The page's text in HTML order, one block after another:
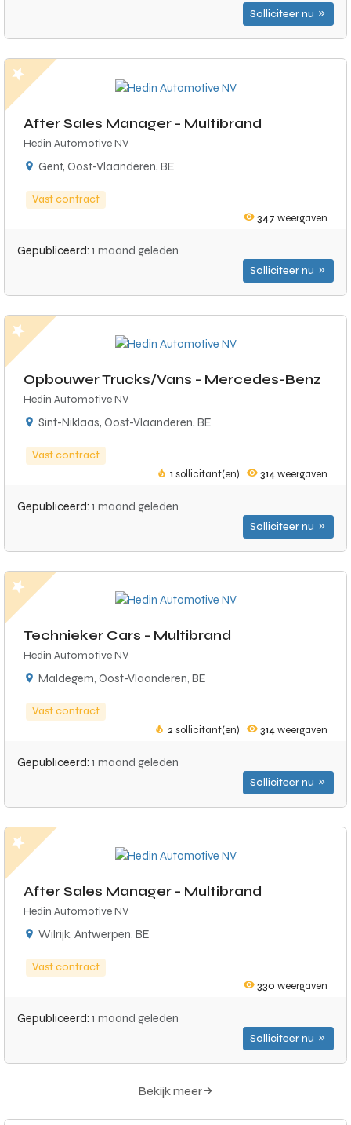
Solliciteer nu
After Sales Manager - Multibrand
Hedin Automotive NV
Gent, Oost-Vlaanderen, BE
Vast contract
347 weergaven
Gepubliceerd: 1 maand geleden
Solliciteer nu
Opbouwer Trucks/Vans - Mercedes-Benz
Hedin Automotive NV
Sint-Niklaas, Oost-Vlaanderen, BE
Vast contract
1 sollicitant(en) 314weergaven
Gepubliceerd: 1 maand geleden
Solliciteer nu
Technieker Cars - Multibrand
Hedin Automotive NV
Maldegem, Oost-Vlaanderen, BE
Vast contract
2 sollicitant(en) 314weergaven
Gepubliceerd: 1 maand geleden
Solliciteer nu
After Sales Manager - Multibrand
Hedin Automotive NV
Wilrijk, Antwerpen, BE
Vast contract
330 weergaven
Gepubliceerd: 1 maand geleden
Solliciteer nu
Bekijk meer